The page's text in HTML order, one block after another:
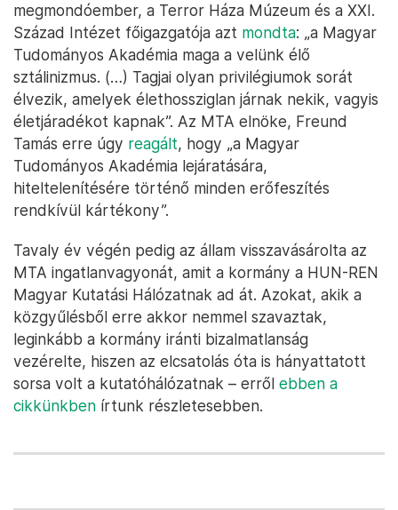
megmondóember, a Terror Háza Múzeum és a XXI.
Század Intézet főigazgatója azt mondta: „a Magyar
Tudományos Akadémia maga a velünk élő
sztálinizmus. (…) Tagjai olyan privilégiumok sorát
élvezik, amelyek élethossziglan járnak nekik, vagyis
életjáradékot kapnak”. Az MTA elnöke, Freund
Tamás erre úgy reagált, hogy „a Magyar
Tudományos Akadémia lejáratására,
hiteltelenítésére történő minden erőfeszítés
rendkívül kártékony”.
Tavaly év végén pedig az állam visszavásárolta az
MTA ingatlanvagyonát, amit a kormány a HUN-REN
Magyar Kutatási Hálózatnak ad át. Azokat, akik a
közgyűlésből erre akkor nemmel szavaztak,
leginkább a kormány iránti bizalmatlanság
vezérelte, hiszen az elcsatolás óta is hányattatott
sorsa volt a kutatóhálózatnak – erről ebben a
cikkünkben írtunk részletesebben.